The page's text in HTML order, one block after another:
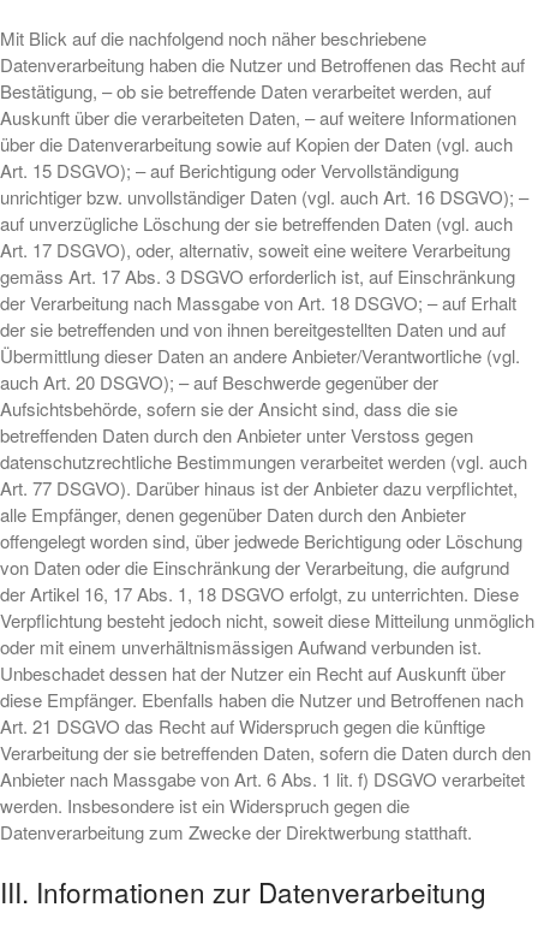
Mit Blick auf die nachfolgend noch näher beschriebene
Datenverarbeitung haben die Nutzer und Betroffenen das Recht auf
Bestätigung, – ob sie betreffende Daten verarbeitet werden, auf
Auskunft über die verarbeiteten Daten, – auf weitere Informationen
über die Datenverarbeitung sowie auf Kopien der Daten (vgl. auch
Art. 15 DSGVO); – auf Berichtigung oder Vervollständigung
unrichtiger bzw. unvollständiger Daten (vgl. auch Art. 16 DSGVO); –
auf unverzügliche Löschung der sie betreffenden Daten (vgl. auch
Art. 17 DSGVO), oder, alternativ, soweit eine weitere Verarbeitung
gemäss Art. 17 Abs. 3 DSGVO erforderlich ist, auf Einschränkung
der Verarbeitung nach Massgabe von Art. 18 DSGVO; – auf Erhalt
der sie betreffenden und von ihnen bereitgestellten Daten und auf
Übermittlung dieser Daten an andere Anbieter/Verantwortliche (vgl.
auch Art. 20 DSGVO); – auf Beschwerde gegenüber der
Aufsichtsbehörde, sofern sie der Ansicht sind, dass die sie
betreffenden Daten durch den Anbieter unter Verstoss gegen
datenschutzrechtliche Bestimmungen verarbeitet werden (vgl. auch
Art. 77 DSGVO). Darüber hinaus ist der Anbieter dazu verpflichtet,
alle Empfänger, denen gegenüber Daten durch den Anbieter
offengelegt worden sind, über jedwede Berichtigung oder Löschung
von Daten oder die Einschränkung der Verarbeitung, die aufgrund
der Artikel 16, 17 Abs. 1, 18 DSGVO erfolgt, zu unterrichten. Diese
Verpflichtung besteht jedoch nicht, soweit diese Mitteilung unmöglich
oder mit einem unverhältnismässigen Aufwand verbunden ist.
Unbeschadet dessen hat der Nutzer ein Recht auf Auskunft über
diese Empfänger. Ebenfalls haben die Nutzer und Betroffenen nach
Art. 21 DSGVO das Recht auf Widerspruch gegen die künftige
Verarbeitung der sie betreffenden Daten, sofern die Daten durch den
Anbieter nach Massgabe von Art. 6 Abs. 1 lit. f) DSGVO verarbeitet
werden. Insbesondere ist ein Widerspruch gegen die
Datenverarbeitung zum Zwecke der Direktwerbung statthaft.
III. Informationen zur Datenverarbeitung